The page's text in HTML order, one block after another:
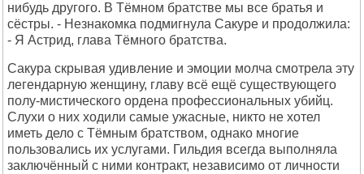
нибудь другого. В Тёмном братстве мы все братья и
сёстры. - Незнакомка подмигнула Сакуре и продолжила:
- Я Астрид, глава Тёмного братства.
Сакура скрывая удивление и эмоции молча смотрела эту
легендарную женщину, главу всё ещё существующего
полу-мистического ордена профессиональных убийц.
Слухи о них ходили самые ужасные, никто не хотел
иметь дело с Тёмным братством, однако многие
пользовались их услугами. Гильдия всегда выполняла
заключённый с ними контракт, независимо от личности